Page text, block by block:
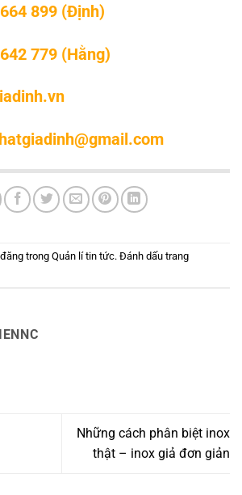
899 (Định)
779 (Hằng)
trong Quản lí tin tức. Đánh dấu trang
Những cách phân biệt inox
thật – inox giả đơn giản